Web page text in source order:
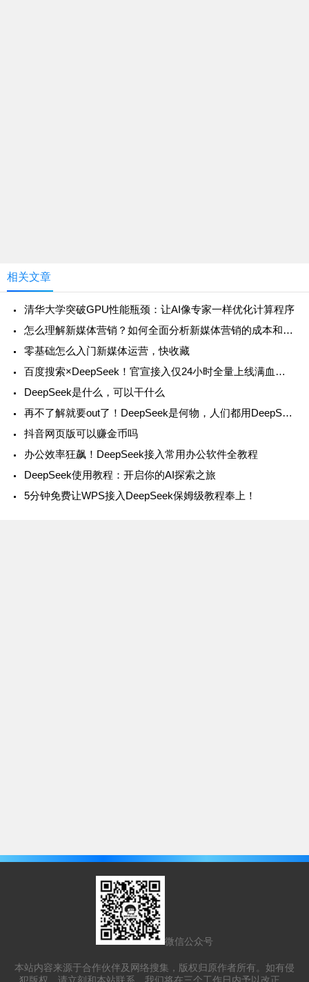
相关文章
清华大学突破GPU性能瓶颈：让AI像专家一样优化计算程序
怎么理解新媒体营销？如何全面分析新媒体营销的成本和效果？
零基础怎么入门新媒体运营，快收藏
百度搜索×DeepSeek！官宣接入仅24小时全量上线满血版，实测来了
DeepSeek是什么，可以干什么
再不了解就要out了！DeepSeek是何物，人们都用DeepSeek来干嘛？
抖音网页版可以赚金币吗
办公效率狂飙！DeepSeek接入常用办公软件全教程
DeepSeek使用教程：开启你的AI探索之旅
5分钟免费让WPS接入DeepSeek保姆级教程奉上！
微信公众号
本站内容来源于合作伙伴及网络搜集，版权归原作者所有。如有侵
犯版权，请立刻和本站联系，我们将在三个工作日内予以改正。